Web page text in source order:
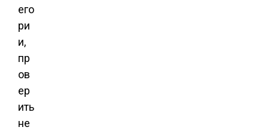
его
ри
и,
пр
ов
ер
ить
не